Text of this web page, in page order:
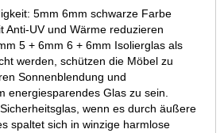
5mm 6mm schwarze Farbe
Anti-UV und Wärme reduzieren
5 + 6mm 6 + 6mm Isolierglas als
werden, schützen die Möbel zu
Sonnenblendung und
energiesparendes Glas zu sein.
wenn es durch äußere
spaltet sich in winzige harmlose